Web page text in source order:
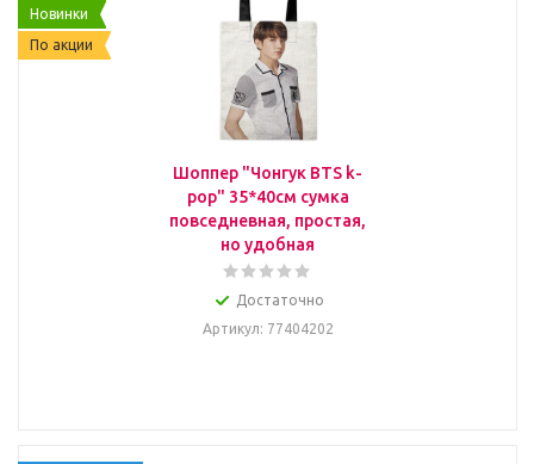
Новинки
По акции
Шоппер "Чонгук BTS k-
pop" 35*40см сумка
повседневная, простая,
но удобная
Достаточно
Артикул: 77404202